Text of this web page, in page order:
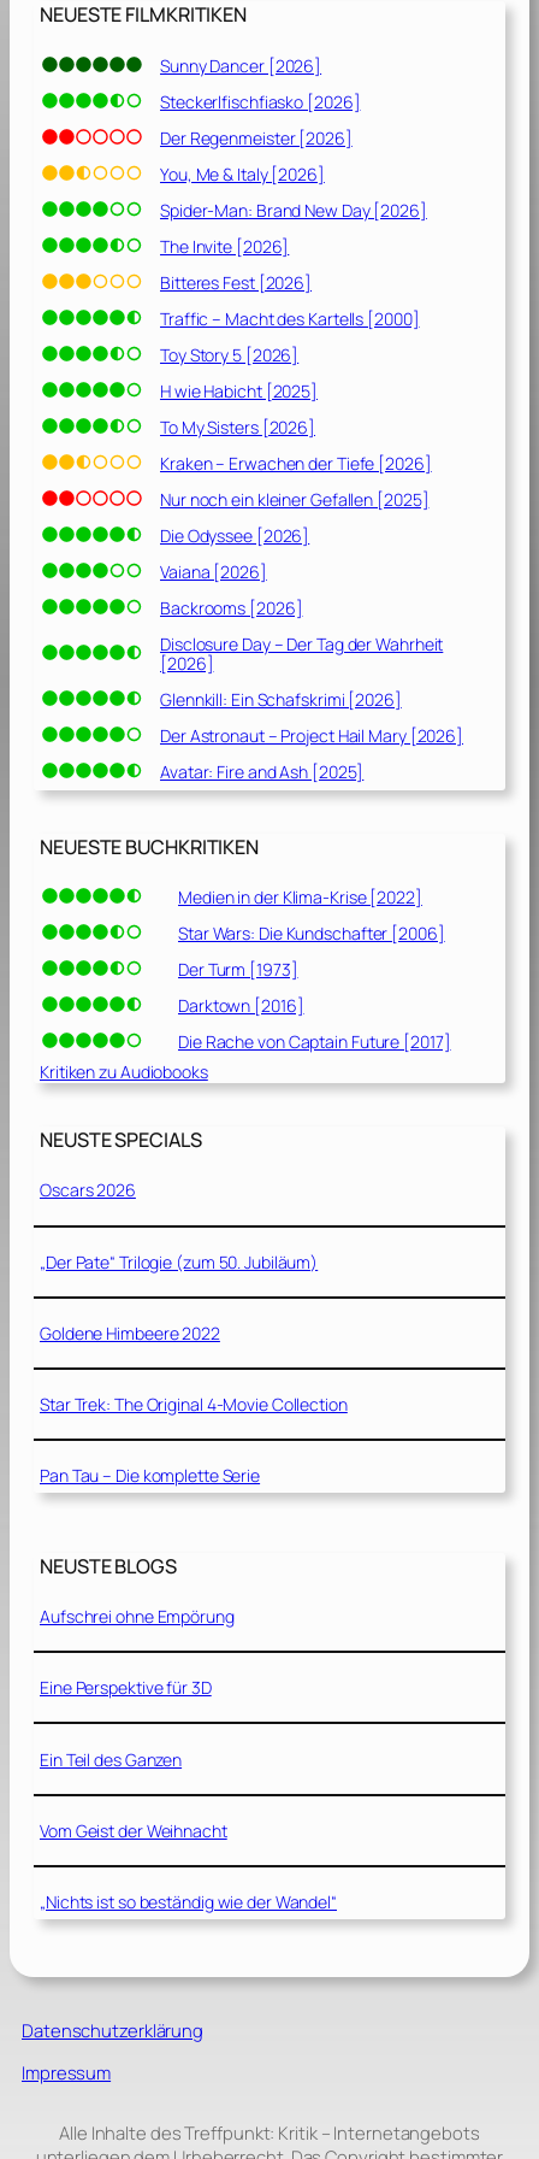
6
NEUESTE FILMKRITIKEN
Sunny Dancer [2026]
Steckerlfischfiasko [2026]
Der Regenmeister [2026]
You, Me & Italy [2026]
Spider-Man: Brand New Day [2026]
The Invite [2026]
Bitteres Fest [2026]
Traffic – Macht des Kartells [2000]
Toy Story 5 [2026]
H wie Habicht [2025]
To My Sisters [2026]
Kraken – Erwachen der Tiefe [2026]
Nur noch ein kleiner Gefallen [2025]
Die Odyssee [2026]
Vaiana [2026]
Backrooms [2026]
Disclosure Day – Der Tag der Wahrheit
[2026]
Glennkill: Ein Schafskrimi [2026]
Der Astronaut – Project Hail Mary [2026]
Avatar: Fire and Ash [2025]
NEUESTE BUCHKRITIKEN
Medien in der Klima-Krise [2022]
Star Wars: Die Kundschafter [2006]
Der Turm [1973]
Darktown [2016]
Die Rache von Captain Future [2017]
Kritiken zu Audiobooks
NEUSTE SPECIALS
Oscars 2026
„Der Pate“ Trilogie (zum 50. Jubiläum)
Goldene Himbeere 2022
Star Trek: The Original 4-Movie Collection
Pan Tau – Die komplette Serie
NEUSTE BLOGS
Aufschrei ohne Empörung
Eine Perspektive für 3D
Ein Teil des Ganzen
Vom Geist der Weihnacht
„Nichts ist so beständig wie der Wandel“
Datenschutzerklärung
Impressum
Alle Inhalte des Treffpunkt: Kritik – Internetangebots